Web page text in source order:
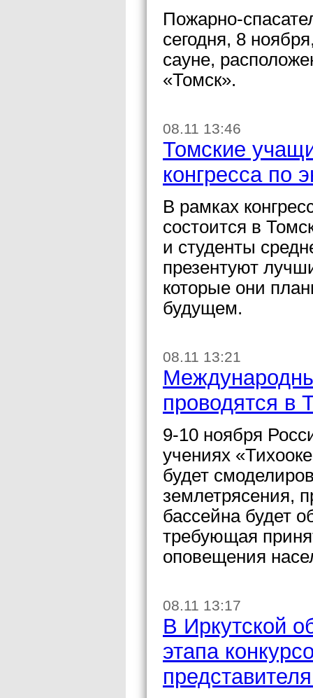
Пожарно-
сегодня, 8
сауне,
«Томск».
08.11 13:46
Томские
конгресса по
В рамках
состоится в
и студенты
презентуют
которые они
будущем.
08.11 13:21
проводятся в
9-10 ноября
учениях
будет
землетрясения,
бассейна будет
требующая
оповещения
08.11 13:17
В Иркутской
этапа